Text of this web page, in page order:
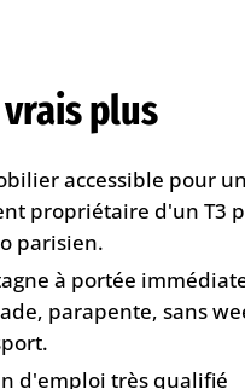
vrais plus
accessible pour
propriétaire d'un T3
parisien.
à portée
parapente, sans
d'emploi très qualifié